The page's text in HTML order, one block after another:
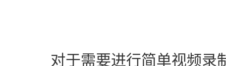
对于需要进行简单视频录